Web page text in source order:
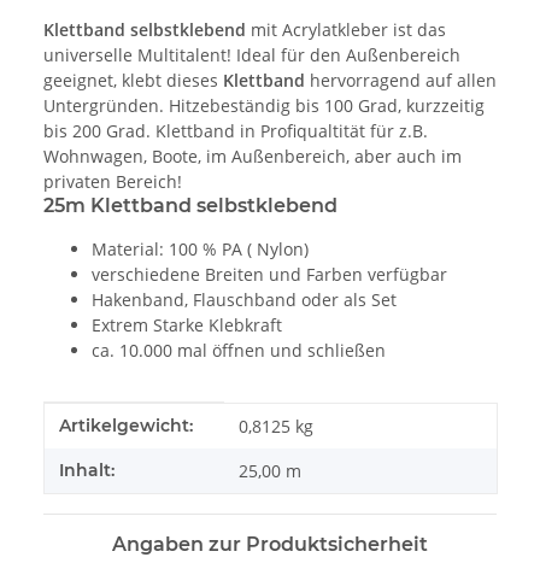
Klettband selbstklebend mit Acrylatkleber ist das
universelle Multitalent! Ideal für den Außenbereich
geeignet, klebt dieses Klettband hervorragend auf allen
Untergründen. Hitzebeständig bis 100 Grad, kurzzeitig
bis 200 Grad. Klettband in Profiqualtität für z.B.
Wohnwagen, Boote, im Außenbereich, aber auch im
privaten Bereich!
25m Klettband selbstklebend
Material: 100 % PA ( Nylon)
verschiedene Breiten und Farben verfügbar
Hakenband, Flauschband oder als Set
Extrem Starke Klebkraft
ca. 10.000 mal öffnen und schließen
Produkteigenschaft
Wert
Artikelgewicht: 0,8125 kg
Inhalt: 25,00 m
Angaben zur Produktsicherheit